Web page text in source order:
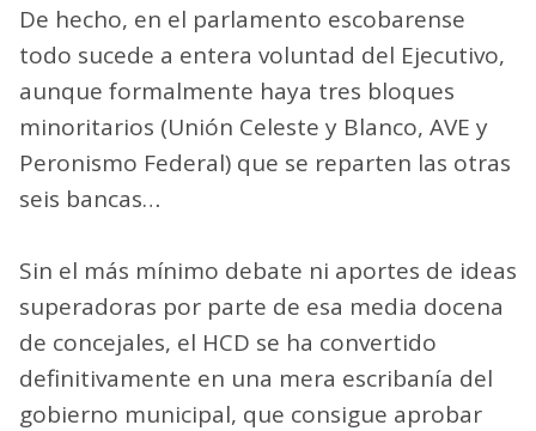
De hecho, en el parlamento escobarense
todo sucede a entera voluntad del Ejecutivo,
aunque formalmente haya tres bloques
minoritarios (Unión Celeste y Blanco, AVE y
Peronismo Federal) que se reparten las otras
seis bancas…
Sin el más mínimo debate ni aportes de ideas
superadoras por parte de esa media docena
de concejales, el HCD se ha convertido
definitivamente en una mera escribanía del
gobierno municipal, que consigue aprobar